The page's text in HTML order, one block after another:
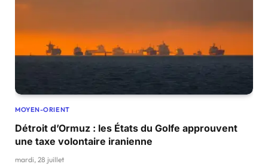
MOYEN-ORIENT
Détroit d’Ormuz : les États du Golfe approuvent
une taxe volontaire iranienne
mardi, 28 juillet